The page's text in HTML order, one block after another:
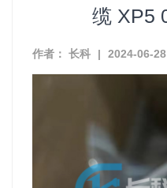
缆 XP5
作者： 长科 | 2024-06-28